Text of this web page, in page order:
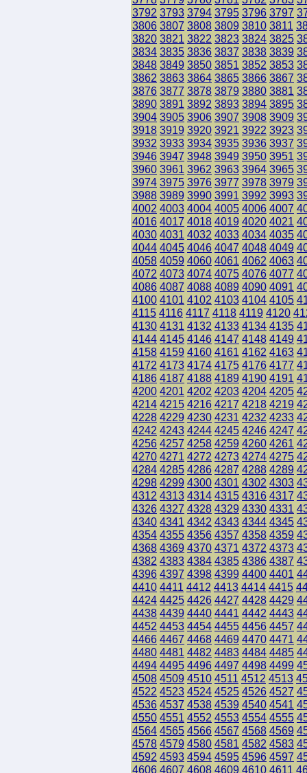
3792 3793 3794 3795 3796 3797
3806 3807 3808 3809 3810 3811
3820 3821 3822 3823 3824 3825
3834 3835 3836 3837 3838 3839
3848 3849 3850 3851 3852 3853
3862 3863 3864 3865 3866 3867
3876 3877 3878 3879 3880 3881
3890 3891 3892 3893 3894 3895
3904 3905 3906 3907 3908 3909
3918 3919 3920 3921 3922 3923
3932 3933 3934 3935 3936 3937
3946 3947 3948 3949 3950 3951
3960 3961 3962 3963 3964 3965
3974 3975 3976 3977 3978 3979
3988 3989 3990 3991 3992 3993
4002 4003 4004 4005 4006 4007
4016 4017 4018 4019 4020 4021
4030 4031 4032 4033 4034 4035
4044 4045 4046 4047 4048 4049
4058 4059 4060 4061 4062 4063
4072 4073 4074 4075 4076 4077
4086 4087 4088 4089 4090 4091
4100 4101 4102 4103 4104 4105
4115 4116 4117 4118 4119 4120
4130 4131 4132 4133 4134 4135
4144 4145 4146 4147 4148 4149
4158 4159 4160 4161 4162 4163
4172 4173 4174 4175 4176 4177
4186 4187 4188 4189 4190 4191
4200 4201 4202 4203 4204 4205
4214 4215 4216 4217 4218 4219
4228 4229 4230 4231 4232 4233
4242 4243 4244 4245 4246 4247
4256 4257 4258 4259 4260 4261
4270 4271 4272 4273 4274 4275
4284 4285 4286 4287 4288 4289
4298 4299 4300 4301 4302 4303
4312 4313 4314 4315 4316 4317
4326 4327 4328 4329 4330 4331
4340 4341 4342 4343 4344 4345
4354 4355 4356 4357 4358 4359
4368 4369 4370 4371 4372 4373
4382 4383 4384 4385 4386 4387
4396 4397 4398 4399 4400 4401
4410 4411 4412 4413 4414 4415
4424 4425 4426 4427 4428 4429
4438 4439 4440 4441 4442 4443
4452 4453 4454 4455 4456 4457
4466 4467 4468 4469 4470 4471
4480 4481 4482 4483 4484 4485
4494 4495 4496 4497 4498 4499
4508 4509 4510 4511 4512 4513
4522 4523 4524 4525 4526 4527
4536 4537 4538 4539 4540 4541
4550 4551 4552 4553 4554 4555
4564 4565 4566 4567 4568 4569
4578 4579 4580 4581 4582 4583
4592 4593 4594 4595 4596 4597
4606 4607 4608 4609 4610 4611